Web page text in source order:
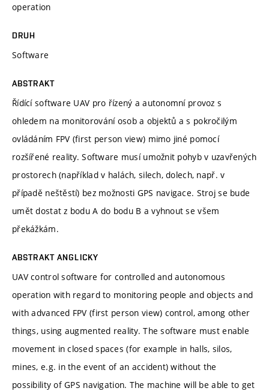
operation
DRUH
Software
ABSTRAKT
Řídící software UAV pro řízený a autonomní provoz s
ohledem na monitorování osob a objektů a s pokročilým
ovládáním FPV (first person view) mimo jiné pomocí
rozšířené reality. Software musí umožnit pohyb v uzavřených
prostorech (například v halách, silech, dolech, např. v
případě neštěstí) bez možnosti GPS navigace. Stroj se bude
umět dostat z bodu A do bodu B a vyhnout se všem
překážkám.
ABSTRAKT ANGLICKY
UAV control software for controlled and autonomous
operation with regard to monitoring people and objects and
with advanced FPV (first person view) control, among other
things, using augmented reality. The software must enable
movement in closed spaces (for example in halls, silos,
mines, e.g. in the event of an accident) without the
possibility of GPS navigation. The machine will be able to get